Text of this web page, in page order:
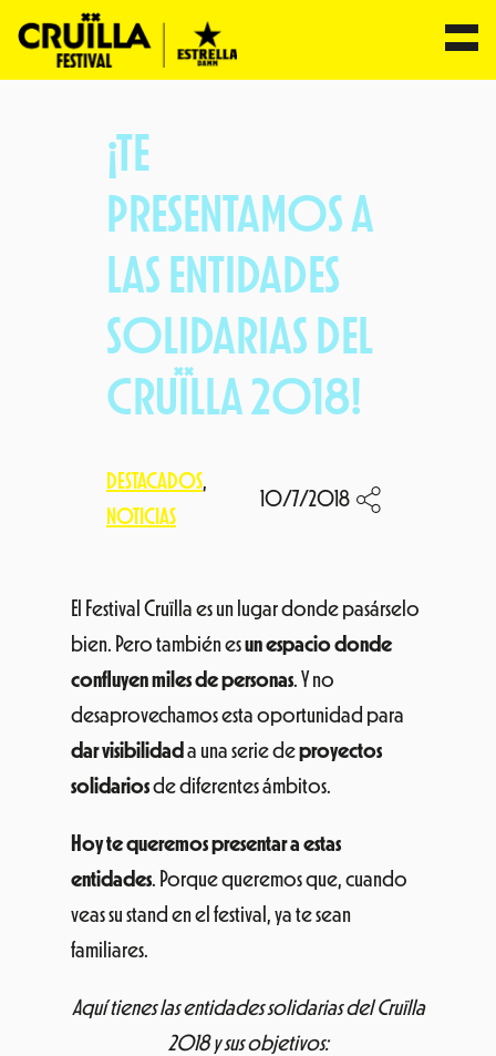
¡TE
PRESENTAMOS A
LAS ENTIDADES
SOLIDARIAS DEL
CRUÏLLA 2018!
DESTACADOS
NOTICIAS
10/7/2018
El Festival Cruïlla es un lugar donde pasárselo
bien. Pero también esun espacio donde
confluyen miles de personas. Y no
desaprovechamos esta oportunidad para
dar visibilidad a una serie deproyectos
solidariosde diferentes ámbitos.
Hoy te queremos presentar a estas
entidades. Porque queremos que, cuando
veas su stand en el festival, ya te sean
familiares.
Aquí tienes las entidades solidarias del Cruïlla
2018 y sus objetivos: